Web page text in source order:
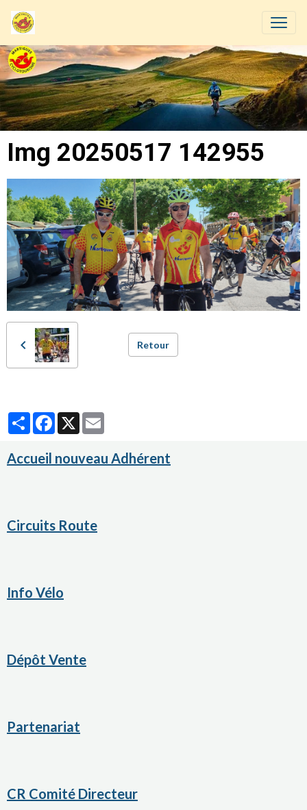
Img 20250517 142955
Retour
PartagerFacebook
X
Accueil nouveau Adhérent
Circuits Route
Info Vélo
Dépôt Vente
Partenariat
CR Comité Directeur